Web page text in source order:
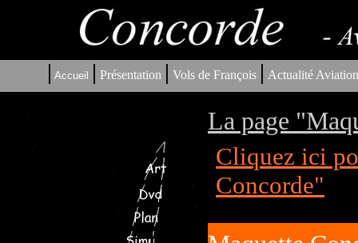
| Accueil | Présentation | Vols de François | Actualité
La page
Cliquez ici
Concorde"